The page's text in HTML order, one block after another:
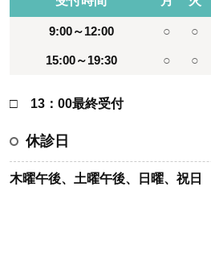
9:00～12:00 ○ ○
15:00～19:30 ○ ○
□ 13：00最終受付
休診日
木曜午後、土曜午後、日曜、祝日